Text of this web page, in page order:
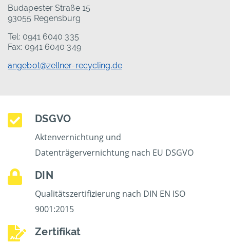
Budapester Straße 15
93055 Regensburg
Tel: 0941 6040 335
Fax: 0941 6040 349
angebot@zellner-recycling.de
DSGVO
Aktenvernichtung und
Datenträgervernichtung nach EU DSGVO
DIN
Qualitätszertifizierung nach DIN EN ISO
9001:2015
Zertifikat